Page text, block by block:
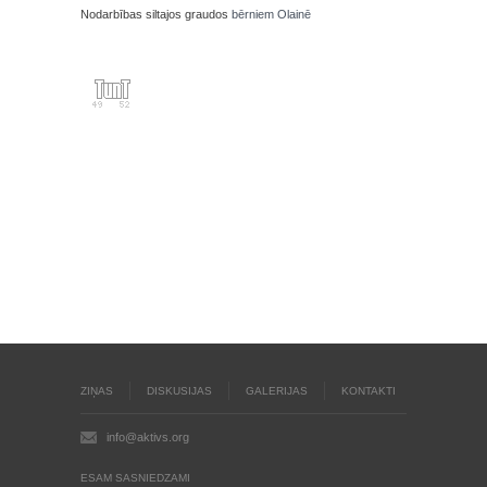
Nodarbības siltajos graudos bērniem Olainē
ZIŅAS DISKUSIJAS GALERIJAS KONTAKTI
info@aktivs.org
ESAM SASNIEDZAMI